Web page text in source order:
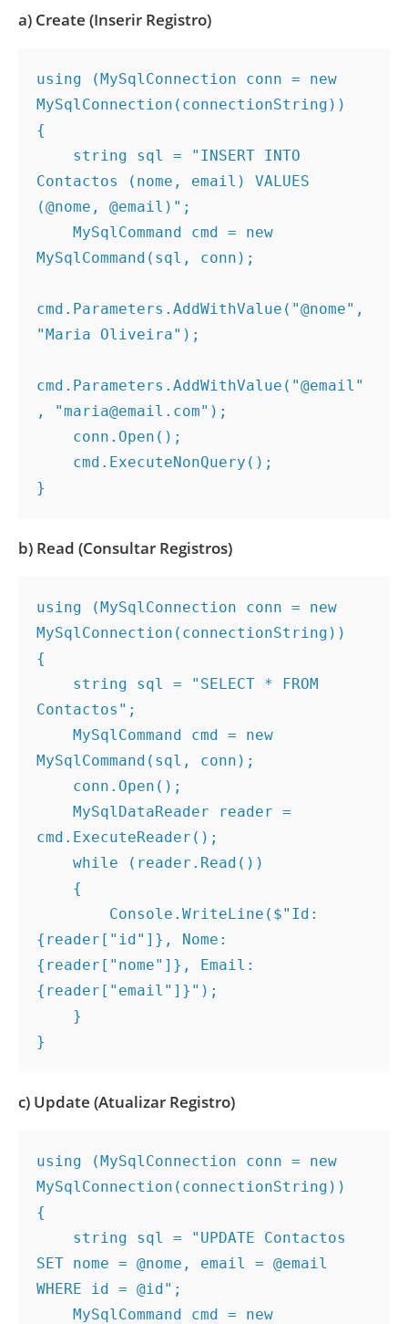
a) Create (Inserir Registro)
using (MySqlConnection conn = new
MySqlConnection(connectionString))
{
Contactos (nome, email) VALUES
(@nome, @email)";
MySqlCommand(sql, conn);
cmd.Parameters.AddWithValue("@nome",
"Maria Oliveira");
cmd.Parameters.AddWithValue("@email"
, "maria@email.com");
    conn.Open();
    cmd.ExecuteNonQuery();
}
b) Read (Consultar Registros)
using (MySqlConnection conn = new
MySqlConnection(connectionString))
{
Contactos";
MySqlCommand(sql, conn);
    conn.Open();
cmd.ExecuteReader();
    while (reader.Read())
    {
{reader["id"]}, Nome:
{reader["nome"]}, Email:
{reader["email"]}");
    }
}
c) Update (Atualizar Registro)
using (MySqlConnection conn = new
MySqlConnection(connectionString))
{
SET nome = @nome, email = @email
WHERE id = @id";